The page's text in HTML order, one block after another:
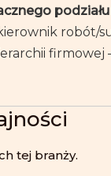
robót/
firmowej
tej branży.